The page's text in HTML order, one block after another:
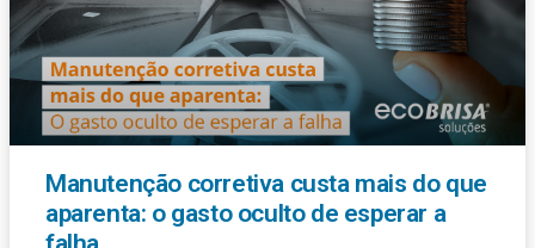
Manutenção corretiva custa mais do que
aparenta: o gasto oculto de esperar a